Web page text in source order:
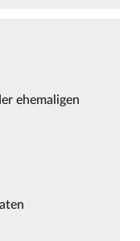
ehemaligen